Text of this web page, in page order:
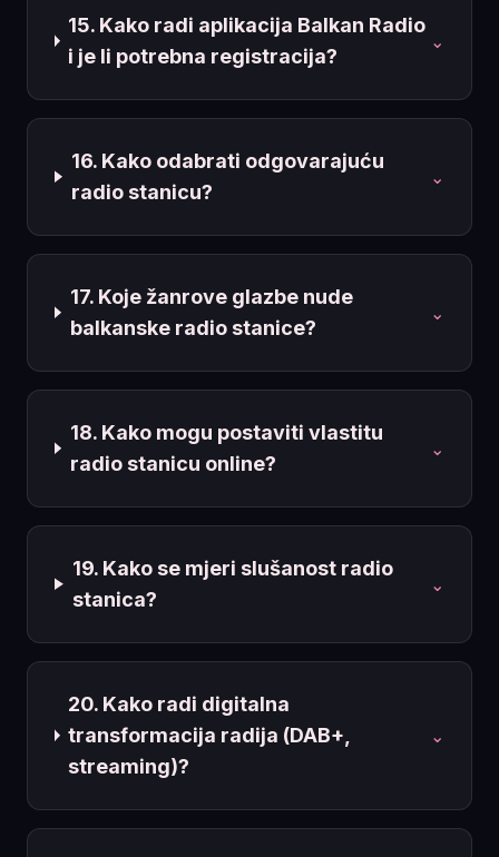
15. Kako radi aplikacija Balkan Radio
i je li potrebna registracija?
⌄
16. Kako odabrati odgovarajuću
radio stanicu?
⌄
17. Koje žanrove glazbe nude
balkanske radio stanice?
⌄
18. Kako mogu postaviti vlastitu
radio stanicu online?
⌄
19. Kako se mjeri slušanost radio
stanica?
⌄
20. Kako radi digitalna
transformacija radija (DAB+,
streaming)?
⌄